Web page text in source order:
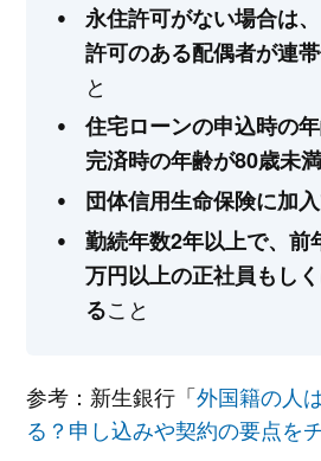
永住許可がない場合は
許可のある配偶者が連
と
住宅ローンの申込時の年
完済時の年齢が80歳未
団体信用生命保険に加
勤続年数2年以上で、前
万円以上の正社員もし
ること
参考：新生銀行「外国籍の人
る？申し込みや契約の要点を